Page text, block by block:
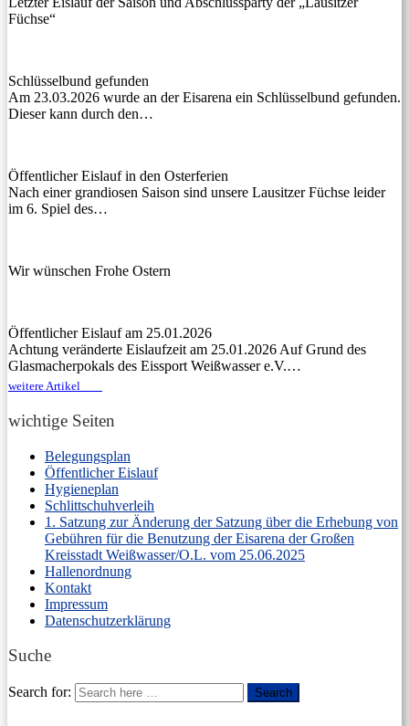
Füchse“
Schlüsselbund gefunden
Am 23.03.2026 wurde an der Eisarena ein Schlüsselbund gefunden.
Dieser kann durch den…
Öffentlicher Eislauf in den Osterferien
Nach einer grandiosen Saison sind unsere Lausitzer Füchse leider
im 6. Spiel des…
Wir wünschen Frohe Ostern
Öffentlicher Eislauf am 25.01.2026
Achtung veränderte Eislaufzeit am 25.01.2026 Auf Grund des
Glasmacherpokals des Eissport Weißwasser e.V.…
weitere Artikel
wichtige Seiten
Belegungsplan
Öffentlicher Eislauf
Hygieneplan
Schlittschuhverleih
1. Satzung zur Änderung der Satzung über die Erhebung von
Gebühren für die Benutzung der Eisarena der Großen
Kreisstadt Weißwasser/O.L. vom 25.06.2025
Hallenordnung
Kontakt
Impressum
Datenschutzerklärung
Suche
Search for: Search